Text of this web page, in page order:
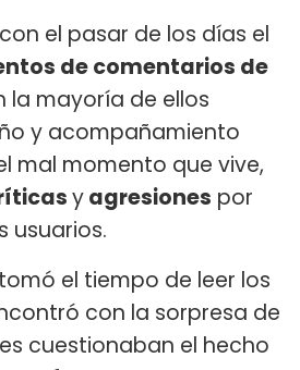
el pasar de los días el
de comentarios de
la mayoría de ellos
y acompañamiento
mal momento que vive,
yagresiones por
usuarios.
el tiempo de leer los
con la sorpresa de
cuestionaban el hecho